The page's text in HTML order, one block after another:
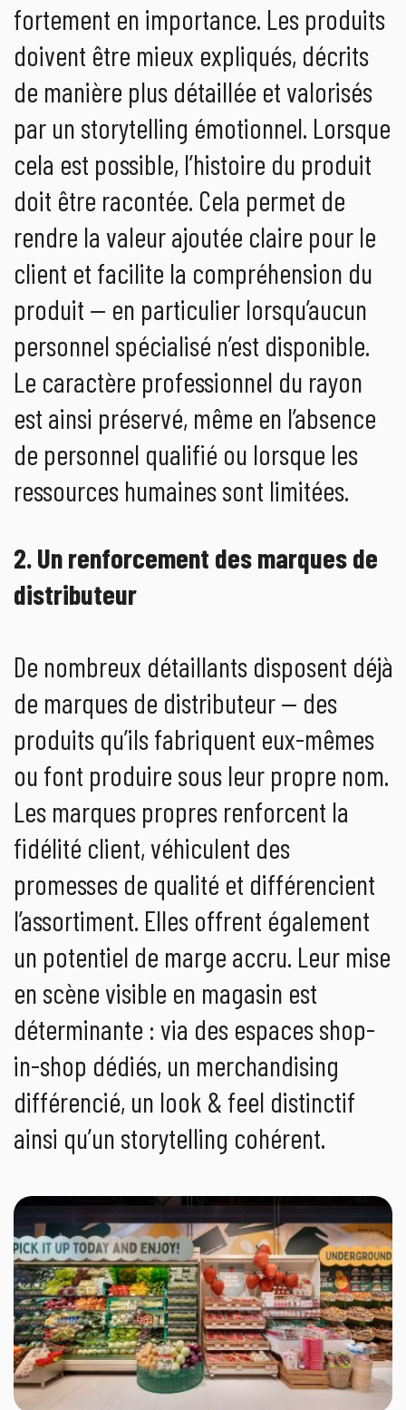
fortement en importance. Les produits
doivent être mieux expliqués, décrits
de manière plus détaillée et valorisés
par un storytelling émotionnel. Lorsque
cela est possible, l’histoire du produit
doit être racontée. Cela permet de
rendre la valeur ajoutée claire pour le
client et facilite la compréhension du
produit — en particulier lorsqu’aucun
personnel spécialisé n’est disponible.
Le caractère professionnel du rayon
est ainsi préservé, même en l’absence
de personnel qualifié ou lorsque les
ressources humaines sont limitées.
2. Un renforcement des marques de
distributeur
De nombreux détaillants disposent déjà
de marques de distributeur — des
produits qu’ils fabriquent eux-mêmes
ou font produire sous leur propre nom.
Les marques propres renforcent la
fidélité client, véhiculent des
promesses de qualité et différencient
l’assortiment. Elles offrent également
un potentiel de marge accru. Leur mise
en scène visible en magasin est
déterminante : via des espaces shop-
in-shop dédiés, un merchandising
différencié, un look & feel distinctif
ainsi qu’un storytelling cohérent.